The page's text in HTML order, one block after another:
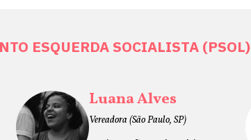
ESQUERDA SOCIALISTA (PSOL)
Luana Alves
Vereadora (São Paulo, SP)